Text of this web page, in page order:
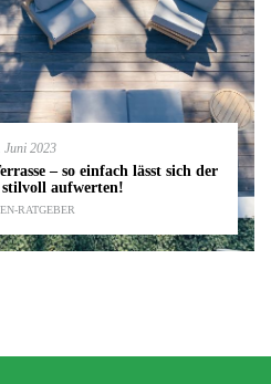
Juni 2023
– so einfach lässt sich der
stilvoll aufwerten!
RATGEBER